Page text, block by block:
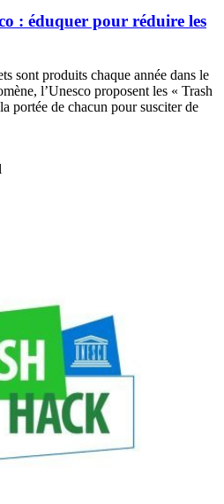
: éduquer pour réduire les
sont produits chaque année dans le
l’Unesco proposent les « Trash
portée de chacun pour susciter de